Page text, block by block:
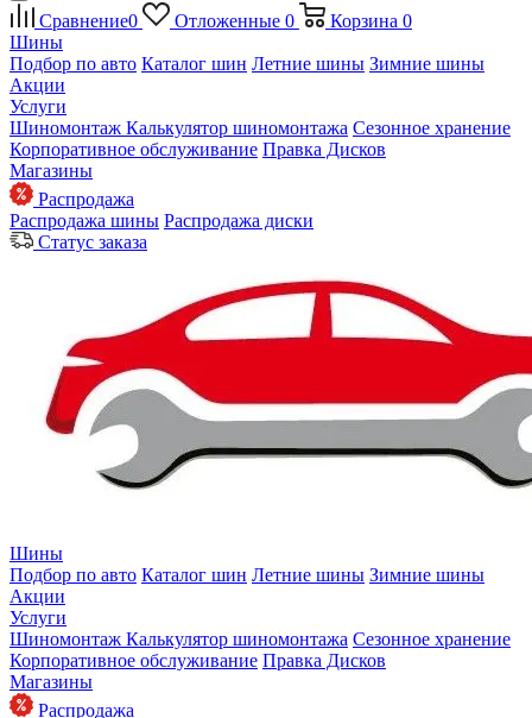
Сравнение0 Отложенные 0 Корзина 0
Шины
Подбор по авто Каталог шин Летние шины Зимние шины
Акции
Услуги
Шиномонтаж Калькулятор шиномонтажа Сезонное хранение
Корпоративное обслуживание Правка Дисков
Магазины
Распродажа
Распродажа шины Распродажа диски
Статус заказа
Шины
Подбор по авто Каталог шин Летние шины Зимние шины
Акции
Услуги
Шиномонтаж Калькулятор шиномонтажа Сезонное хранение
Корпоративное обслуживание Правка Дисков
Магазины
Распродажа